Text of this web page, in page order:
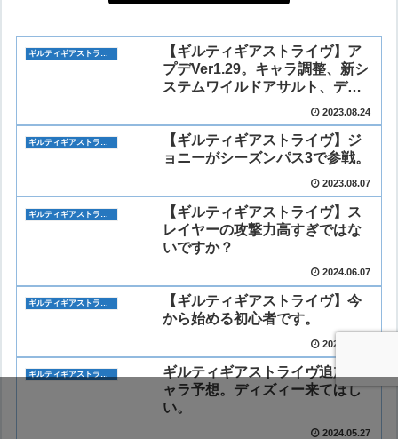
ギルティギアストライヴ
【ギルティギアストライヴ】ア
プデVer1.29。キャラ調整、新シ
ステムワイルドアサルト、ディ
フレクトシールド。重量が統一
など多数。
2023.08.24
ギルティギアストライヴ
【ギルティギアストライヴ】ジ
ョニーがシーズンパス3で参戦。
2023.08.07
【ギルティギアストライヴ】ス
レイヤーの攻撃力高すぎではな
いですか？
2024.06.07
【ギルティギアストライヴ】今
から始める初心者です。
2023.08.21
ギルティギアストライヴ
ギルティギアストライヴ追加キ
ャラ予想。ディズィー来てほし
い。
2024.05.27